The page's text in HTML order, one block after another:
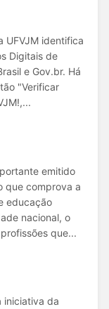
UFVJM identifica
Digitais de
e Gov.br. Há
"Verificar
emitido
que comprova a
educação
nacional, o
que...
iniciativa da